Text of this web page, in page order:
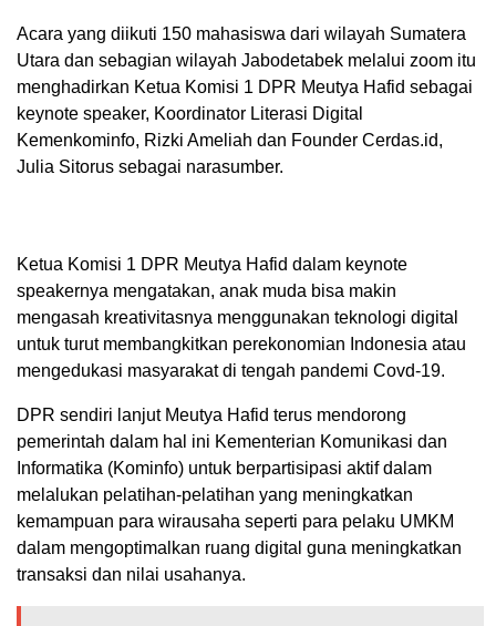
Acara yang diikuti 150 mahasiswa dari wilayah Sumatera
Utara dan sebagian wilayah Jabodetabek melalui zoom itu
menghadirkan Ketua Komisi 1 DPR Meutya Hafid sebagai
keynote speaker, Koordinator Literasi Digital
Kemenkominfo, Rizki Ameliah dan Founder Cerdas.id,
Julia Sitorus sebagai narasumber.
Ketua Komisi 1 DPR Meutya Hafid dalam keynote
speakernya mengatakan, anak muda bisa makin
mengasah kreativitasnya menggunakan teknologi digital
untuk turut membangkitkan perekonomian Indonesia atau
mengedukasi masyarakat di tengah pandemi Covd-19.
DPR sendiri lanjut Meutya Hafid terus mendorong
pemerintah dalam hal ini Kementerian Komunikasi dan
Informatika (Kominfo) untuk berpartisipasi aktif dalam
melalukan pelatihan-pelatihan yang meningkatkan
kemampuan para wirausaha seperti para pelaku UMKM
dalam mengoptimalkan ruang digital guna meningkatkan
transaksi dan nilai usahanya.